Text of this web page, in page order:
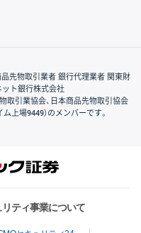
品先物取引業者 銀行代理業者 関東財
ット銀行株式会社
取引業協会、日本商品先物取引協会
上場9449）のメンバーです。
ティ事業について